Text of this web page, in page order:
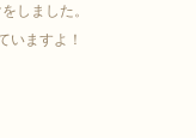
しました。
いますよ！